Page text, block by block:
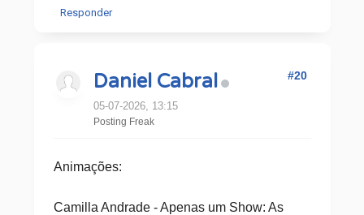
Responder
Daniel Cabral
05-07-2026, 13:15
Posting Freak
#20
Animações:
Camilla Andrade - Apenas um Show: As